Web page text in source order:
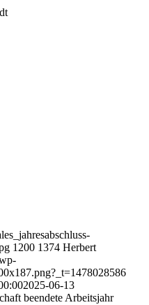
1200 1374 Herbert
2025-06-13
beendete Arbeitsjahr